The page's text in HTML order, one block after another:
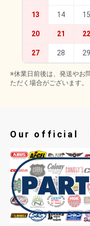
13 14 15
20 21 22
27 28 29
※休業日前後は、発送やお
ただく場合がございます。
Our official